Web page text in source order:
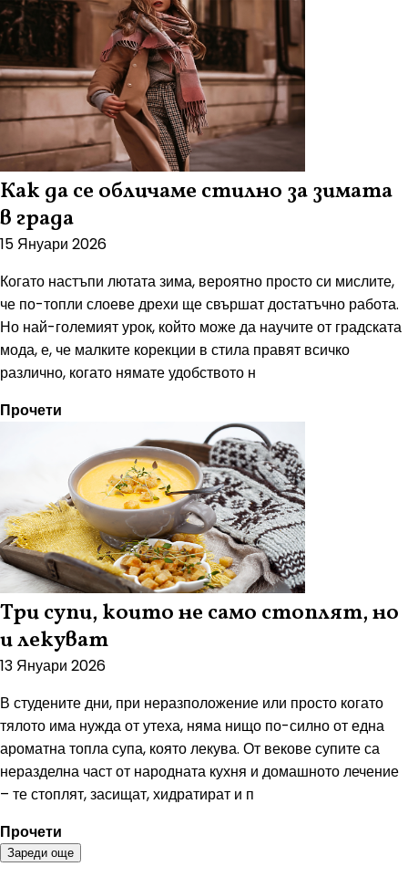
Как да се обличаме стилно за зимата
в града
15 Януари 2026
Когато настъпи лютата зима, вероятно просто си мислите,
че по-топли слоеве дрехи ще свършат достатъчно работа.
Но най-големият урок, който може да научите от градската
мода, е, че малките корекции в стила правят всичко
различно, когато нямате удобството н
Прочети
Три супи, които не само стоплят, но
и лекуват
13 Януари 2026
В студените дни, при неразположение или просто когато
тялото има нужда от утеха, няма нищо по-силно от една
ароматна топла супа, която лекува. От векове супите са
неразделна част от народната кухня и домашното лечение
– те стоплят, засищат, хидратират и п
Прочети
Зареди още